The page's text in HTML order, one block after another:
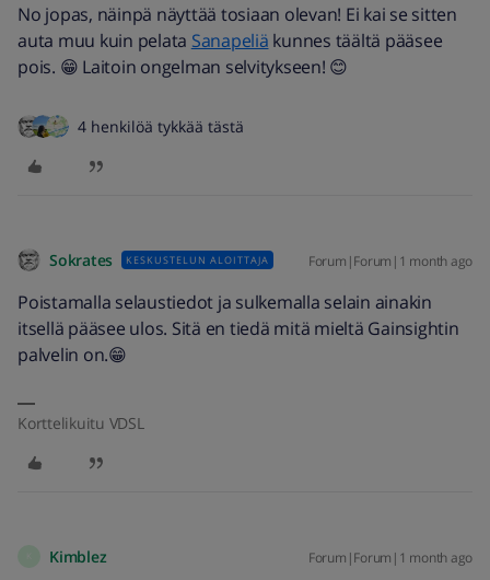
No jopas, näinpä näyttää tosiaan olevan! Ei kai se sitten
auta muu kuin pelata Sanapeliä kunnes täältä pääsee
pois. 😁 Laitoin ongelman selvitykseen! 😊
4 henkilöä tykkää tästä
Sokrates KESKUSTELUN ALOITTAJA Forum|Forum|1 month ago
Poistamalla selaustiedot ja sulkemalla selain ainakin
itsellä pääsee ulos. Sitä en tiedä mitä mieltä Gainsightin
palvelin on.😁
Korttelikuitu VDSL
Kimblez Forum|Forum|1 month ago